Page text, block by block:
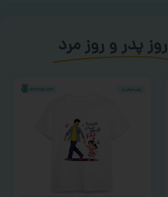
روز پدر و روز مرد